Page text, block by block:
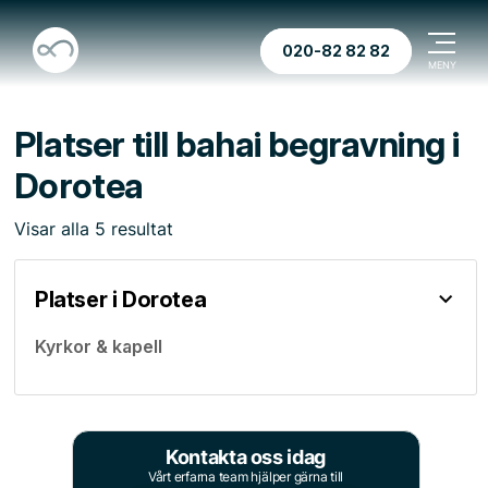
020-82 82 82
Platser till bahai begravning i
Dorotea
Visar alla 5 resultat
Platser i Dorotea
Kyrkor & kapell
Kontakta oss idag
Vårt erfarna team hjälper gärna till